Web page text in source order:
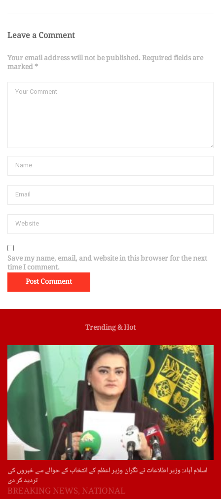
Leave a Comment
Your email address will not be published. Required fields are
marked *
Save my name, email, and website in this browser for the next
time I comment.
Trending & Hot
اسلام آباد: وزیر اطلاعات نے نگران وزیر اعظم کے انتخاب کے حوالے سے خبروں کی
تردید کر دی
BREAKING NEWS, NATIONAL